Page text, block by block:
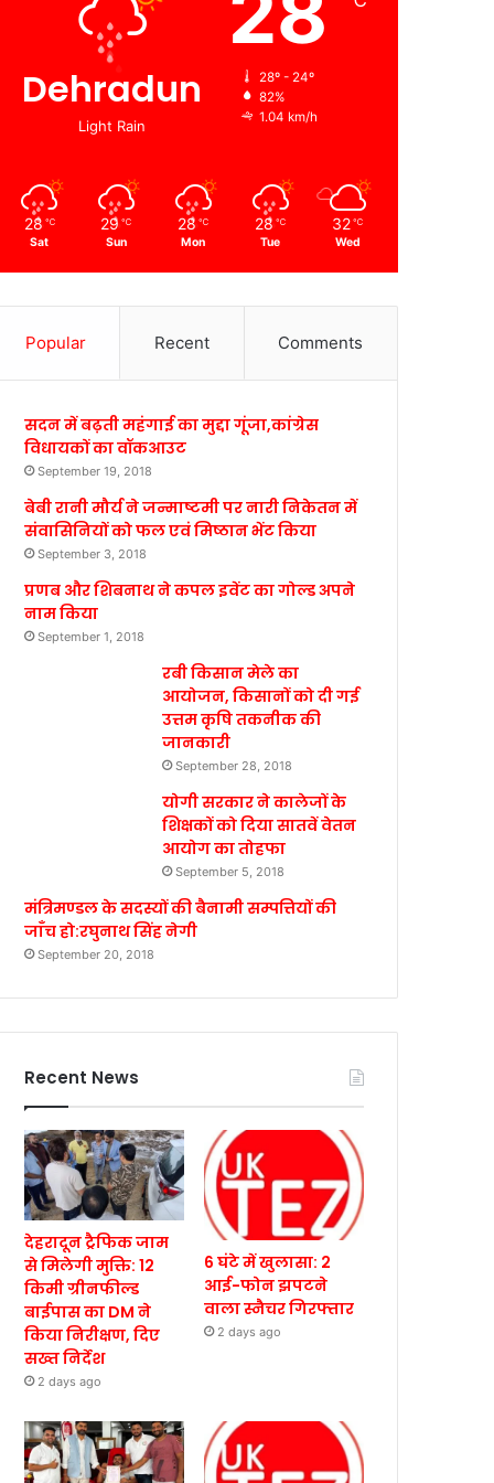
Dehradun
Light Rain
28º - 24º
82%
1.04 km/h
28 ℃
Sat
29 ℃
Sun
28 ℃
Mon
28 ℃
Tue
32 ℃
Wed
Popular Recent Comments
सदन में बढ़ती महंगाई का मुद्दा गूंजा,कांग्रेस
विधायकों का वॉकआउट
September 19, 2018
बेबी रानी मौर्य ने जन्माष्टमी पर नारी निकेतन में
संवासिनियों को फल एवं मिष्ठान भेंट किया
September 3, 2018
प्रणब और शिबनाथ ने कपल इवेंट का गोल्ड अपने
नाम किया
September 1, 2018
रबी किसान मेले का
आयोजन, किसानों को दी गई
उत्तम कृषि तकनीक की
जानकारी
September 28, 2018
योगी सरकार ने कालेजों के
शिक्षकों को दिया सातवें वेतन
आयोग का तोहफा
September 5, 2018
मंत्रिमण्डल के सदस्यों की बैनामी सम्पत्तियों की
जाँच हो:रघुनाथ सिंह नेगी
September 20, 2018
Recent News
देहरादून ट्रैफिक जाम
से मिलेगी मुक्ति: 12
किमी ग्रीनफील्ड
बाईपास का DM ने
किया निरीक्षण, दिए
सख्त निर्देश
2 days ago
6 घंटे में खुलासा: 2
आई-फोन झपटने
वाला स्नैचर गिरफ्तार
2 days ago